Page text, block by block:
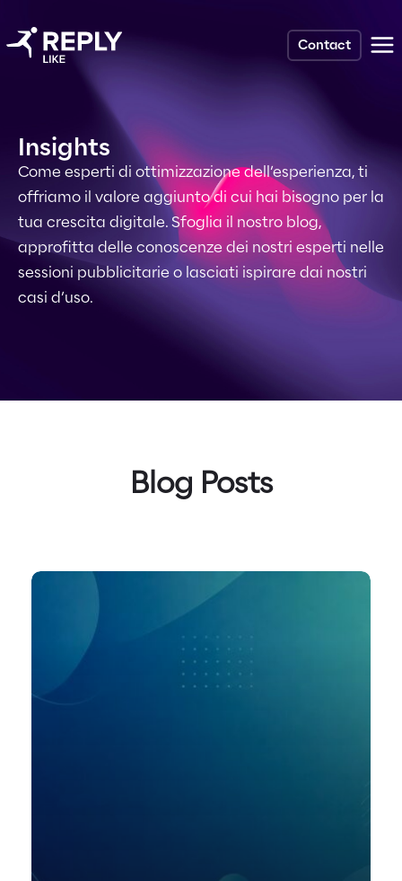
Contact
Insights
Come esperti di ottimizzazione dell’esperienza, ti
offriamo il valore aggiunto di cui hai bisogno per la
tua crescita digitale. Sfoglia il nostro blog,
approfitta delle conoscenze dei nostri esperti nelle
sessioni pubblicitarie o lasciati ispirare dai nostri
casi d’uso.
Blog Posts